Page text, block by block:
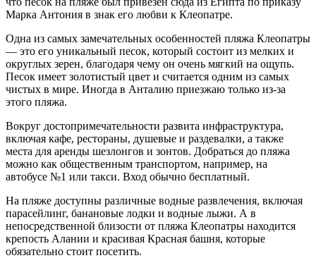
Марка Антония в знак его любви к Клеопатре.
Одна из самых замечательных особенностей пляжа Клеопатры
— это его уникальный песок, который состоит из мелких и
округлых зерен, благодаря чему он очень мягкий на ощупь.
Песок имеет золотистый цвет и считается одним из самых
чистых в мире. Иногда в Анталию приезжаю только из-за
этого пляжа.
Вокруг достопримечательности развита инфраструктура,
включая кафе, рестораны, душевые и раздевалки, а также
места для аренды шезлонгов и зонтов. Добраться до пляжа
можно как общественным транспортом, например, на
автобусе №1 или такси. Вход обычно бесплатный.
На пляже доступны различные водные развлечения, включая
парасейлинг, банановые лодки и водные лыжи. А в
непосредственной близости от пляжа Клеопатры находится
крепость Алании и красивая Красная башня, которые
обязательно стоит посетить.